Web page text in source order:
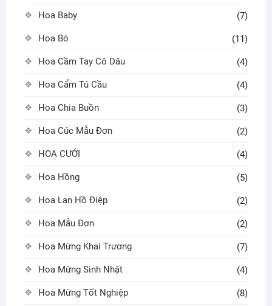
Hoa Baby (7)
Hoa Bó (11)
Hoa Cầm Tay Cô Dâu (4)
Hoa Cẩm Tú Cầu (4)
Hoa Chia Buồn (3)
Hoa Cúc Mẫu Đơn (2)
HOA CƯỚI (4)
Hoa Hồng (5)
Hoa Lan Hồ Điệp (2)
Hoa Mẫu Đơn (2)
Hoa Mừng Khai Trương (7)
Hoa Mừng Sinh Nhật (4)
Hoa Mừng Tốt Nghiệp (8)